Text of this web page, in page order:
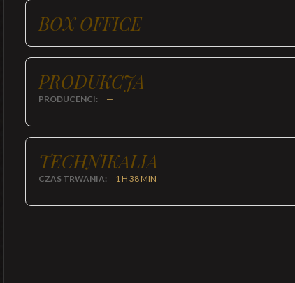
BOX OFFICE
PRODUKCJA
PRODUCENCI: —
TECHNIKALIA
CZAS TRWANIA: 1 H 38 MIN